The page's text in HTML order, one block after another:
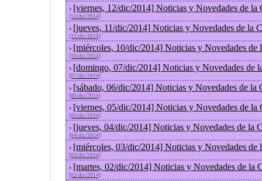
› [viernes, 12/dic/2014] Noticias y Novedades de la
[12/dic/2014]
› [jueves, 11/dic/2014] Noticias y Novedades de la
[11/dic/2014]
› [miércoles, 10/dic/2014] Noticias y Novedades de
[10/dic/2014]
› [domingo, 07/dic/2014] Noticias y Novedades de
[07/dic/2014]
› [sábado, 06/dic/2014] Noticias y Novedades de la
[06/dic/2014]
› [viernes, 05/dic/2014] Noticias y Novedades de la
[05/dic/2014]
› [jueves, 04/dic/2014] Noticias y Novedades de la
[04/dic/2014]
› [miércoles, 03/dic/2014] Noticias y Novedades de
[03/dic/2014]
› [martes, 02/dic/2014] Noticias y Novedades de la
[02/dic/2014]